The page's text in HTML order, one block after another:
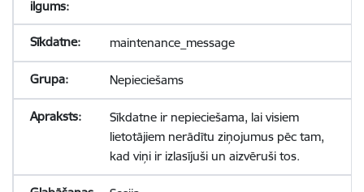
maintenance_message
Nepieciešams
Sīkdatne ir nepieciešama, lai visiem
lietotājiem nerādītu ziņojumus pēc tam,
kad viņi ir izlasījuši un aizvēruši tos.